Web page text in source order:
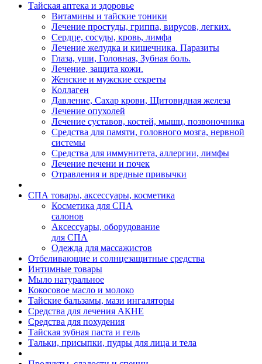
Тайская аптека и здоровье
Витамины и тайские тоники
Лечение простуды, гриппа, вирусов, легких.
Сердце, сосуды, кровь, лимфа
Лечение желудка и кишечника. Паразиты
Глаза, уши, Головная, Зубная боль.
Лечение, защита кожи.
Женские и мужские секреты
Коллаген
Давление, Сахар крови, Щитовидная железа
Лечение опухолей
Лечение суставов, костей, мышц, позвоночника
Средства для памяти, головного мозга, нервной
системы
Средства для иммунитета, аллергии, лимфы
Лечение печени и почек
Отравления и вредные привычки
СПА товары, аксессуары, косметика
Косметика для СПА
салонов
Аксессуары, оборудование
для СПА
Одежда для массажистов
Отбеливающие и солнцезащитные средства
Интимные товары
Мыло натуральное
Кокосовое масло и молоко
Тайские бальзамы, мази ингаляторы
Средства для лечения АКНЕ
Средства для похудения
Тайская зубная паста и гель
Тальки, присыпки, пудры для лица и тела